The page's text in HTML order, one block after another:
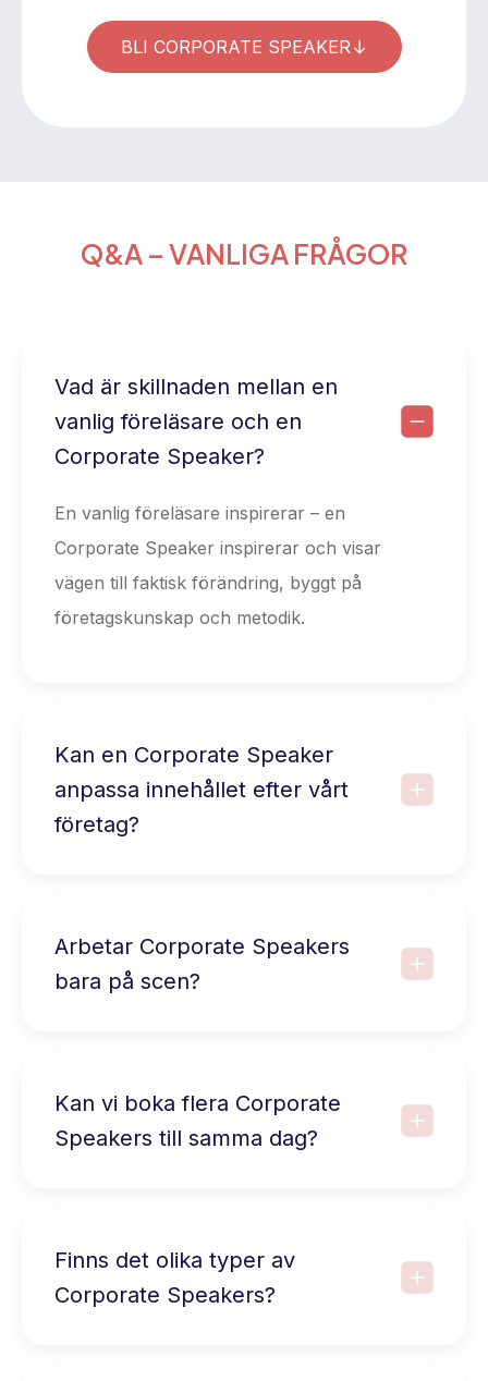
BLI CORPORATE SPEAKER
Q&A – VANLIGA FRÅGOR
Vad är skillnaden mellan en
vanlig föreläsare och en
Corporate Speaker?
En vanlig föreläsare inspirerar – en
Corporate Speaker inspirerar och visar
vägen till faktisk förändring, byggt på
företagskunskap och metodik.
Kan en Corporate Speaker
anpassa innehållet efter vårt
företag?
Arbetar Corporate Speakers
bara på scen?
Kan vi boka flera Corporate
Speakers till samma dag?
Finns det olika typer av
Corporate Speakers?